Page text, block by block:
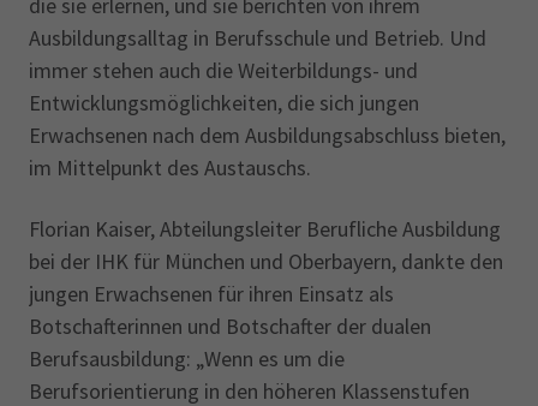
Ausbildungsalltag in Berufsschule und Betrieb. Und
immer stehen auch die Weiterbildungs- und
Entwicklungsmöglichkeiten, die sich jungen
Erwachsenen nach dem Ausbildungsabschluss bieten,
im Mittelpunkt des Austauschs.
Florian Kaiser, Abteilungsleiter Berufliche Ausbildung
bei der IHK für München und Oberbayern, dankte den
jungen Erwachsenen für ihren Einsatz als
Botschafterinnen und Botschafter der dualen
Berufsausbildung: „Wenn es um die
Berufsorientierung in den höheren Klassenstufen